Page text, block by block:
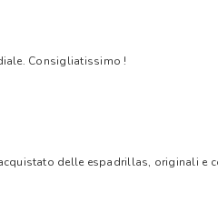
Consigliatissimo !
delle espadrillas, originali e